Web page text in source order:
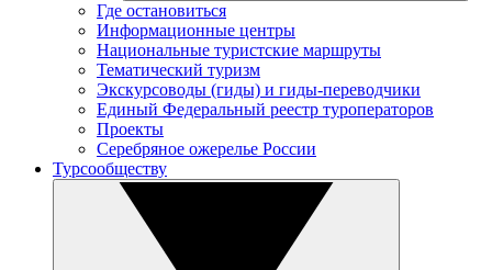
Где остановиться
Информационные центры
Национальные туристские маршруты
Тематический туризм
Экскурсоводы (гиды) и гиды-переводчики
Единый Федеральный реестр туроператоров
Проекты
Серебряное ожерелье России
Турсообществу